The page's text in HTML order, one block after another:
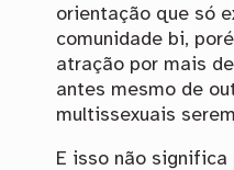
orientação que só
comunidade bi,
atração por mais
antes mesmo de
multissexuais
E isso não significa